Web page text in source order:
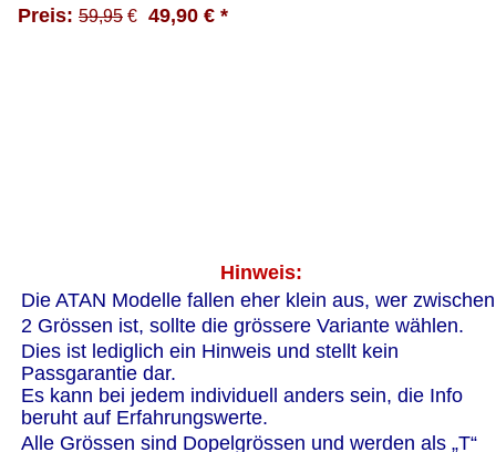
Preis: 59,95 €
  49,90 € *
   Hinweis:
Die ATAN Modelle fallen eher klein aus, wer
2 Grössen ist, sollte die grössere Variante wählen.
Dies ist lediglich ein Hinweis und stellt kein
Passgarantie dar.
Es kann bei jedem individuell anders sein, die Info
beruht auf Erfahrungswerte.
Alle Grössen sind Dopelgrössen und werden als „T“